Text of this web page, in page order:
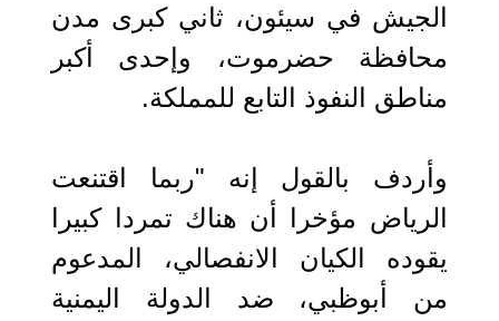
الجيش في سيئون، ثاني كبرى مدن
محافظة حضرموت، وإحدى أكبر
مناطق النفوذ التابع للمملكة.
وأردف بالقول إنه "ربما اقتنعت
الرياض مؤخرا أن هناك تمردا كبيرا
يقوده الكيان الانفصالي، المدعوم
من أبوظبي، ضد الدولة اليمنية